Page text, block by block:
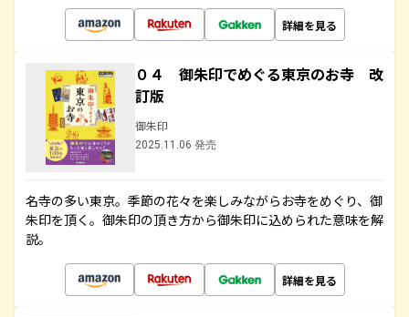
詳細を見る
０４ 御朱印でめぐる東京のお寺 改
訂版
御朱印
2025.11.06 発売
名寺の多い東京。季節の花々を楽しみながらお寺をめぐり、御
朱印を頂く。御朱印の頂き方から御朱印に込められた意味を解
説。
詳細を見る